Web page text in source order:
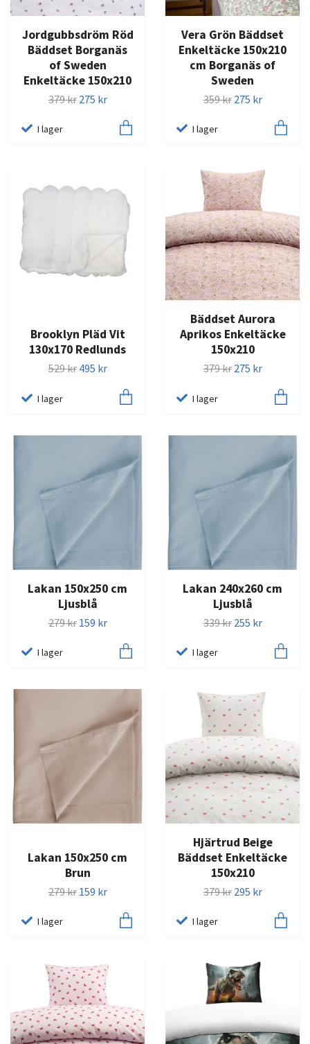
Jordgubbsdröm Röd
Bäddset Borganäs
of Sweden
Enkeltäcke 150x210
379 kr 275 kr
I lager
Vera Grön Bäddset
Enkeltäcke 150x210
cm Borganäs of
Sweden
359 kr 275 kr
I lager
Brooklyn Pläd Vit
130x170 Redlunds
529 kr 495 kr
I lager
Bäddset Aurora
Aprikos Enkeltäcke
150x210
379 kr 275 kr
I lager
Lakan 150x250 cm
Ljusblå
279 kr 159 kr
I lager
Lakan 240x260 cm
Ljusblå
339 kr 255 kr
I lager
Lakan 150x250 cm
Brun
279 kr 159 kr
I lager
Hjärtrud Beige
Bäddset Enkeltäcke
150x210
379 kr 295 kr
I lager